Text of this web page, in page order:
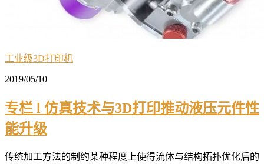
工业级3D打印机
2019/05/10
专栏 l 仿真技术与3D打印推动液压元件性
能升级
传统加工方法的制约某种程度上使得流体与结构拓扑优化后的